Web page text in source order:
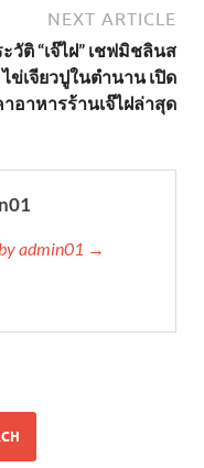
NEXT ARTICLE
วัติ “เจ๊ไฝ” เชฟมิชลินส
ข่เจียวปูในตำนาน เปิด
าอาหารร้านเจ๊ไฝล่าสุด
admin01 →